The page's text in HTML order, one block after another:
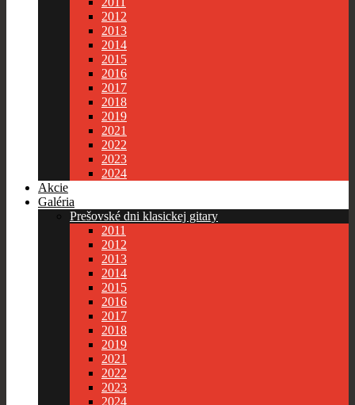
2012
2013
2014
2015
2016
2017
2018
2019
2021
2022
2023
2024
Akcie
Galéria
Prešovské dni klasickej gitary
2011
2012
2013
2014
2015
2016
2017
2018
2019
2021
2022
2023
2024